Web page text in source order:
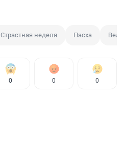
Страстная неделя Пасха
0 0 0